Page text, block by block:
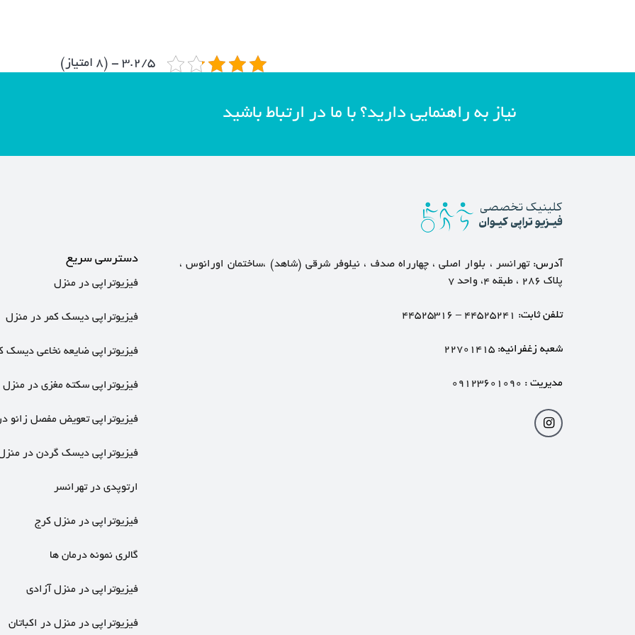
3.2/5 - (8 امتیاز)
نیاز به راهنمایی دارید؟ با ما در ارتباط باشید
آدرس:تهرانسر ، بلوار اصلی ، چهارراه صدف ، نیلوفر شرقی (شاهد) ،ساختمان اورانوس ،
پلاک ۲۸۶ ، طبقه ۴، واحد ۷
تلفن ثابت: ۴۴۵۲۵۲۴۱ – ۴۴۵۲۵۳۱۶
شعبه زغفرانیه: ۲۲۷۰۱۴۱۵
مدیریت : ۰۹۱۲۳۶۰۱۰۹۰
دسترسی سریع
فیزیوتراپی در منزل
فیزیوتراپی دیسک کمر در منزل
فیزیوتراپی ضایعه نخاعی دیسک
فیزیوتراپی سکته مغزی در منزل
فیزیوتراپی تعویض مفصل زانو
فیزیوتراپی دیسک گردن در
ارتوپدی در تهرانسر
فیزیوتراپی در منزل کرج
گالری نمونه درمان ها
فیزیوتراپی در منزل آزادی
فیزیوتراپی در منزل در اکباتان